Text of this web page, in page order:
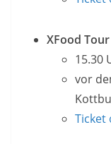
XFood
15.30
vor
Ticket